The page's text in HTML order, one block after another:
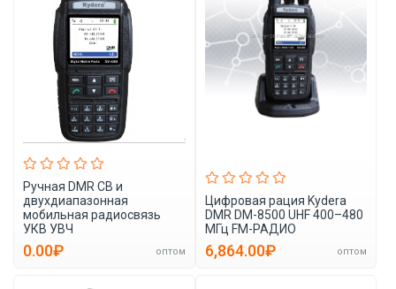
Ручная DMR CB и
двухдиапазонная
мобильная радиосвязь
УКВ УВЧ
0.00₽ оптом
Цифровая рация Kydera
DMR DM-8500 UHF 400–480
МГц FM-РАДИО
6,864.00₽ оптом